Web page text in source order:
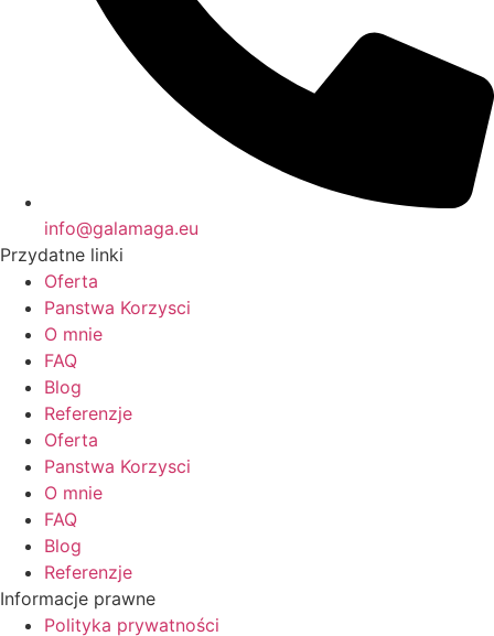
info@galamaga.eu
Przydatne linki
Oferta
Panstwa Korzysci
O mnie
FAQ
Blog
Referenzje
Oferta
Panstwa Korzysci
O mnie
FAQ
Blog
Referenzje
Informacje prawne
Polityka prywatności